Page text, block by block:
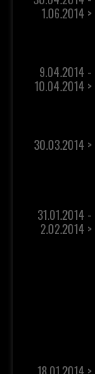
1.06.2014 >
9.04.2014 -
10.04.2014 >
30.03.2014 >
31.01.2014 -
2.02.2014 >